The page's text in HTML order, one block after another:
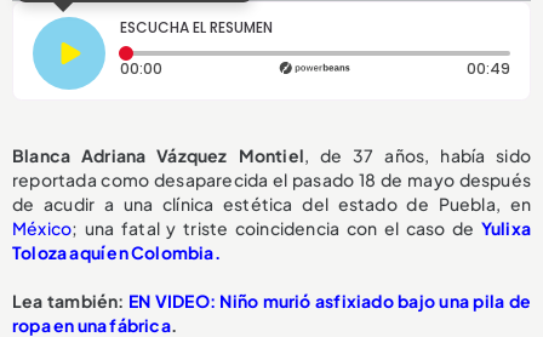
ESCUCHA EL RESUMEN
00:00 Tiempo transcurrido: 0 segundos 00:49
Blanca Adriana Vázquez Montiel, de 37 años, había sido
reportada como desaparecida el pasado 18 de mayo después
de acudir a una clínica estética del estado de Puebla, en
México; una fatal y triste coincidencia con el caso de Yulixa
Toloza aquí en Colombia.
Lea también: EN VIDEO: Niño murió asfixiado bajo una pila de
ropa en una fábrica.